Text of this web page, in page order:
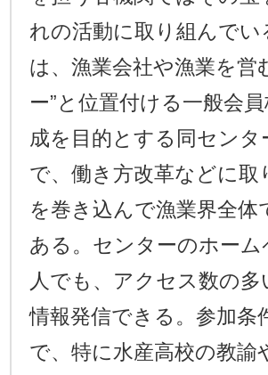
れの活動に取り組んでい
は、漁業会社や漁業を営
ー”と位置付ける一般会
成を目的とする同セン
で、働き方改革などに
を巻き込んで漁業界全
ある。センターのホー
人でも、アクセス数の
情報発信できる。参加
で、特に水産高校の教